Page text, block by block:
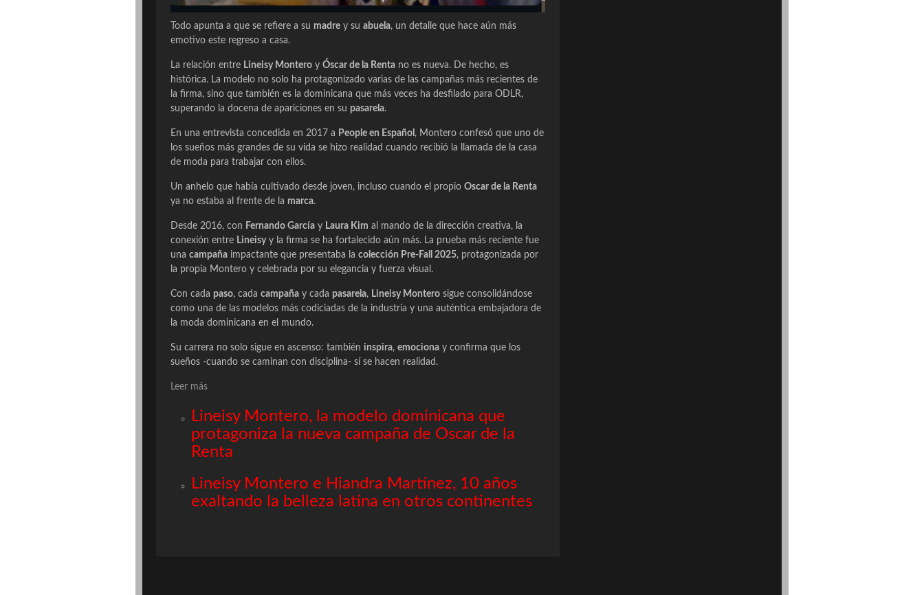
Todo apunta a que se refiere a su madre y su abuela, un detalle que hace aún más
emotivo este regreso a casa.
La relación entre Lineisy Montero y Óscar de la Renta no es nueva. De hecho, es
histórica. La modelo no solo ha protagonizado varias de las campañas más recientes de
la firma, sino que también es la dominicana que más veces ha desfilado para ODLR,
superando la docena de apariciones en su pasarela.
En una entrevista concedida en 2017 a People en Español , Montero confesó que uno de
los sueños más grandes de su vida se hizo realidad cuando recibió la llamada de la casa
de moda para trabajar con ellos.
Un anhelo que había cultivado desde joven, incluso cuando el propio Oscar de la Renta
ya no estaba al frente de la marca.
Desde 2016, con Fernando García y Laura Kim al mando de la dirección creativa, la
conexión entre Lineisyy la firma se ha fortalecido aún más. La prueba más reciente fue
una campaña impactante que presentaba la colección Pre-Fall 2025, protagonizada por
la propia Montero y celebrada por su elegancia y fuerza visual.
Con cada paso, cada campaña y cada pasarela, Lineisy Montero sigue consolidándose
como una de las modelos más codiciadas de la industria y una auténtica embajadora de
la moda dominicana en el mundo.
Su carrera no solo sigue en ascenso: también inspira, emociona y confirma que los
sueños -cuando se caminan con disciplina- sí se hacen realidad.
Leer más
Lineisy Montero, la modelo dominicana que
protagoniza la nueva campaña de Oscar de la
Renta
Lineisy Montero e Hiandra Martínez, 10 años
exaltando la belleza latina en otros continentes